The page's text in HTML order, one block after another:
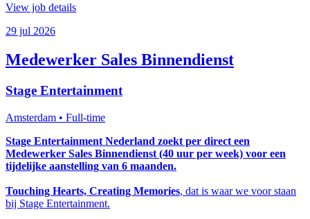
View job details
29 jul 2026
Medewerker Sales Binnendienst
Stage Entertainment
Amsterdam • Full-time
Stage Entertainment Nederland zoekt per direct een
Medewerker Sales Binnendienst (40 uur per week) voor een
tijdelijke aanstelling van 6 maanden.
Touching Hearts, Creating Memories, dat is waar we voor staan
bij Stage Entertainment.